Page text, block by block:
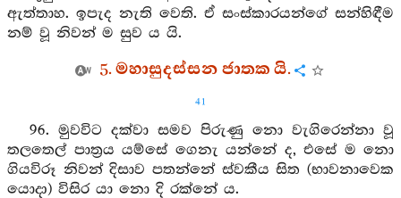
ඇත්තාහ. ඉපැද නැති වෙති. ඒ සංස්කාරයන්ගේ සන්හිඳීම
නම් වූ නිවන් ම සුව ය යි.
5. මහාසුදස්සන ජාතක යි.
41
96. මුවවිට දක්වා සමව පිරුණු නො වැගිරෙන්නා වූ
තලතෙල් පාත්‍රය යම්සේ ගෙනැ යන්නේ ද, එසේ ම නො
ගියවිරූ නිවන් දිසාව පතන්නේ ස්වකීය සිත (භාවනාවෙක
යොදා) විසිර යා නො දි රක්නේ ය.